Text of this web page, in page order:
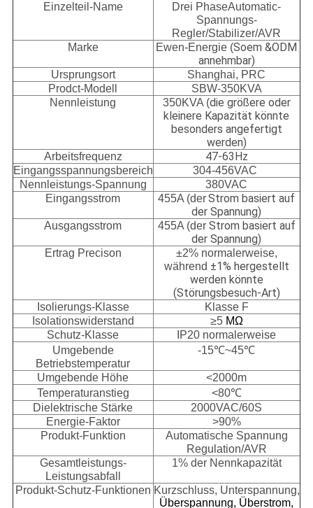
Einzelteil-Name
Drei PhaseAutomatic-
Spannungs-
Regler/Stabilizer/AVR
Marke
Ewen-Energie (Soem &ODM
annehmbar)
Ursprungsort
Shanghai, PRC
Prodct-Modell
SBW-350KVA
Nennleistung
350KVA (die größere oder
kleinere Kapazität könnte
besonders angefertigt
werden)
Arbeitsfrequenz 47-63Hz
Eingangsspannungsbereich
304-456VAC
Nennleistungs-Spannung
380VAC
Eingangsstrom
455A (der Strom basiert auf
der Spannung)
Ausgangsstrom 455A (derStrom basiert auf
der Spannung)
Ertrag Precison
±2% normalerweise,
während ±1% hergestellt
werden könnte
(Störungsbesuch-Art)
Isolierungs-Klasse
Klasse F
Isolationswiderstand
≥5 MΩ
Schutz-Klasse
IP20 normalerweise
Umgebende
Betriebstemperatur
-15℃~45℃
Umgebende Höhe
<2000m
Temperaturanstieg
<80℃
Dielektrische Stärke
2000VAC/60S
Energie-Faktor
>90%
Produkt-Funktion
Automatische Spannung
Regulation/AVR
Gesamtleistungs-
Leistungsabfall
1% der Nennkapazität
Produkt-Schutz-Funktionen Kurzschluss, Unterspannung,
Überspannung, Überstrom,